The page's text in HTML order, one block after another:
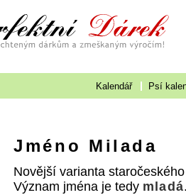
Kalendář Psí
Jméno Milada
Novější varianta
Význam jména je tedy mladá